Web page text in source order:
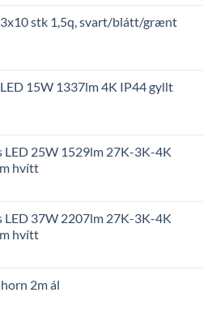
stk 1,5q, svart/blátt/grænt
15W 1337lm 4K IP44 gyllt
LED 25W 1529lm 27K-3K-4K
hvítt
LED 37W 2207lm 27K-3K-4K
hvítt
2m ál